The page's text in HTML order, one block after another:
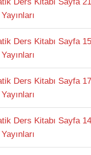
Ders Kitabı Sayfa
Ders Kitabı Sayfa
Ders Kitabı Sayfa